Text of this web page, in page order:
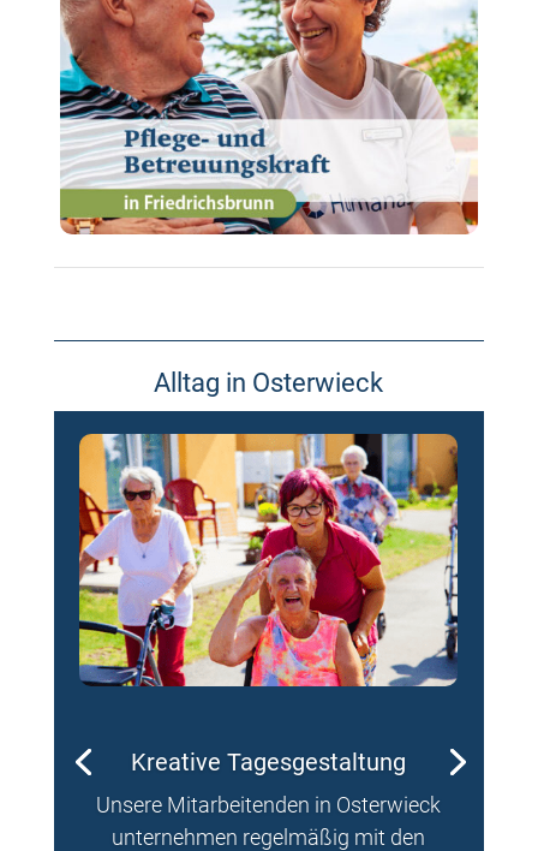
Alltag in Osterwieck
Kreative Tagesgestaltung
Unsere Mitarbeitenden in Osterwieck
unternehmen regelmäßig mit den